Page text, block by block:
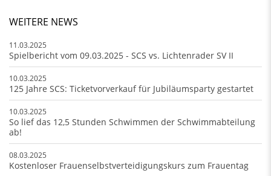
WEITERE NEWS
11.03.2025
Spielbericht vom 09.03.2025 - SCS vs. Lichtenrader SV II
10.03.2025
125 Jahre SCS: Ticketvorverkauf für Jubiläumsparty gestartet
10.03.2025
So lief das 12,5 Stunden Schwimmen der Schwimmabteilung
ab!
08.03.2025
Kostenloser Frauenselbstverteidigungskurs zum Frauentag